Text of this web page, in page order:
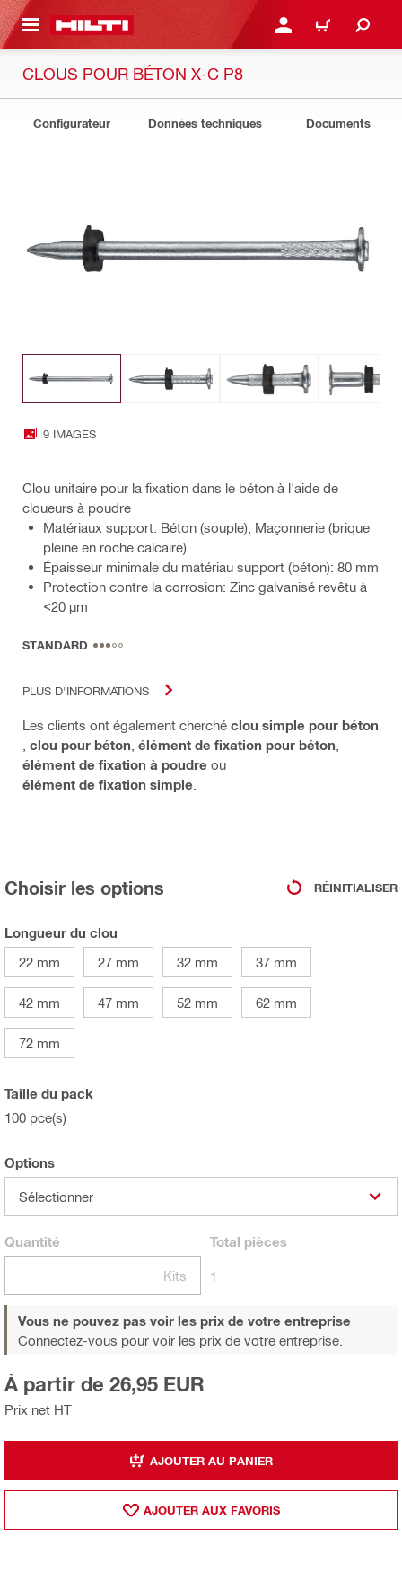
CONTENT CONNEXION OU
PANIER
CLOUS POUR BÉTON X-C P8
Configurateur Données techniques Documents
9 IMAGES
Clou unitaire pour la fixation dans le béton à l'aide de
cloueurs à poudre
Matériaux support: Béton (souple), Maçonnerie (brique
pleine en roche calcaire)
Épaisseur minimale du matériau support (béton): 80 mm
Protection contre la corrosion: Zinc galvanisé revêtu à
<20 µm
STANDARD
PLUS D'INFORMATIONS
Les clients ont également cherché clou simple pour béton
clou pour béton élément de fixation pour béton
élément de fixation à poudre ou
élément de fixation simple
Choisir les options RÉINITIALISER
Longueur du clou
22 mm
27 mm 32 mm 37 mm
42 mm 47 mm 52 mm 62 mm
72 mm
Taille du pack
100 pce(s)
Options
Sélectionner
Quantité
Kits
Total pièces
1
Vous ne pouvez pas voir les prix de votre entreprise
Connectez-vous pour voir les prix de votre entreprise.
Prix net HT
À partir de 26,95 EUR
AJOUTER AU PANIER
AJOUTER AUX FAVORIS